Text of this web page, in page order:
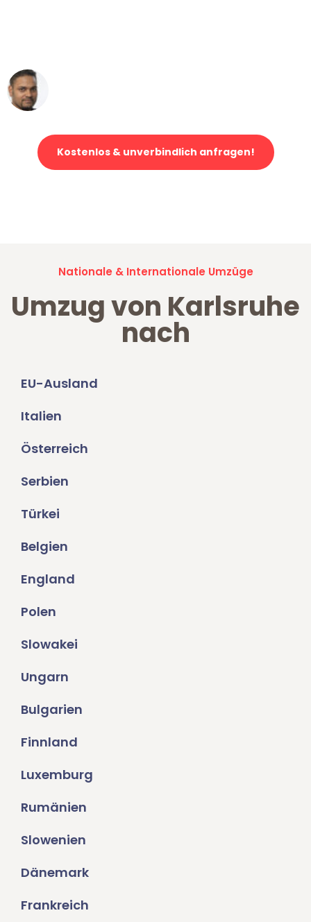
Kostenlos & unverbindlich anfragen!
Nationale & Internationale Umzüge
Umzug von Karlsruhe
nach
EU-Ausland
Italien
Österreich
Serbien
Türkei
Belgien
England
Polen
Slowakei
Ungarn
Bulgarien
Finnland
Luxemburg
Rumänien
Slowenien
Dänemark
Frankreich